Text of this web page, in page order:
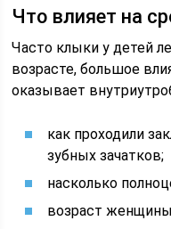
Что влияет на
Часто клыки у детей
возрасте, большое
оказывает
как проходили
зубных зачатков;
насколько
возраст